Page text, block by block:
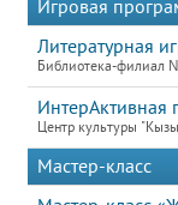
Игровая
Литературная
Библиотека-филиал
ИнтерАктивная
Центр культуры
Мастер-класс